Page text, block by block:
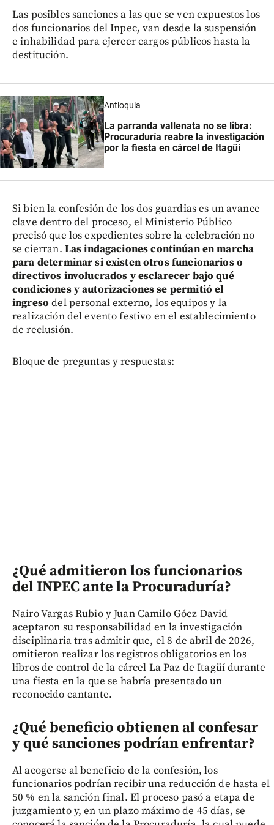
Las posibles sanciones a las que se ven expuestos los
dos funcionarios del Inpec, van desde la suspensión
e inhabilidad para ejercer cargos públicos hasta la
destitución.
Antioquia
La parranda vallenata no se libra:
Procuraduría reabre la investigación
por la fiesta en cárcel de Itagüí
Si bien la confesión de los dos guardias es un avance
clave dentro del proceso, el Ministerio Público
precisó que los expedientes sobre la celebración no
se cierran. Las indagaciones continúan en marcha
para determinar si existen otros funcionarios o
directivos involucrados y esclarecer bajo qué
condiciones y autorizaciones se permitió el
ingresodel personal externo, los equipos y la
realización del evento festivo en el establecimiento
de reclusión.
Bloque de preguntas y respuestas:
¿Qué admitieron los funcionarios
del INPEC ante la Procuraduría?
Nairo Vargas Rubio y Juan Camilo Góez David
aceptaron su responsabilidad en la investigación
disciplinaria tras admitir que, el 8 de abril de 2026,
omitieron realizar los registros obligatorios en los
libros de control de la cárcel La Paz de Itagüí durante
una fiesta en la que se habría presentado un
reconocido cantante.
¿Qué beneficio obtienen al confesar
y qué sanciones podrían enfrentar?
Al acogerse al beneficio de la confesión, los
funcionarios podrían recibir una reducción de hasta el
50 % en la sanción final. El proceso pasó a etapa de
juzgamiento y, en un plazo máximo de 45 días, se